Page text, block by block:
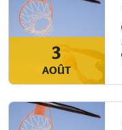
3
AOÛT